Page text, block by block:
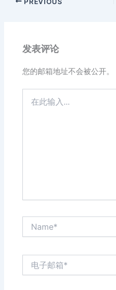
发表评论
您的邮箱地址不会被公开。